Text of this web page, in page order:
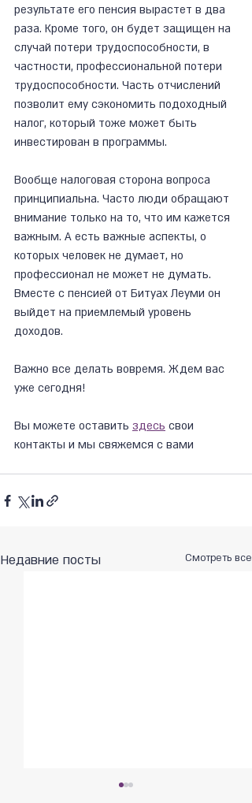
результате его пенсия вырастет в два
раза. Кроме того, он будет защищен на
случай потери трудоспособности, в
частности, профессиональной потери
трудоспособности. Часть отчислений
позволит ему сэкономить подоходный
налог, который тоже может быть
инвестирован в программы.
Вообще налоговая сторона вопроса
принципиальна. Часто люди обращают
внимание только на то, что им кажется
важным. А есть важные аспекты, о
которых человек не думает, но
профессионал не может не думать.
Вместе с пенсией от Битуах Леуми он
выйдет на приемлемый уровень
доходов.
Важно все делать вовремя. Ждем вас
уже сегодня!
Вы можете оставить здесь свои
контакты и мы свяжемся с вами
Недавние посты Смотреть все